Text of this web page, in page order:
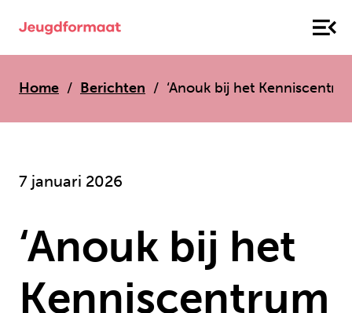
Home Berichten ‘Anouk bij het
7 januari 2026
‘Anouk bij het
Kenniscentrum